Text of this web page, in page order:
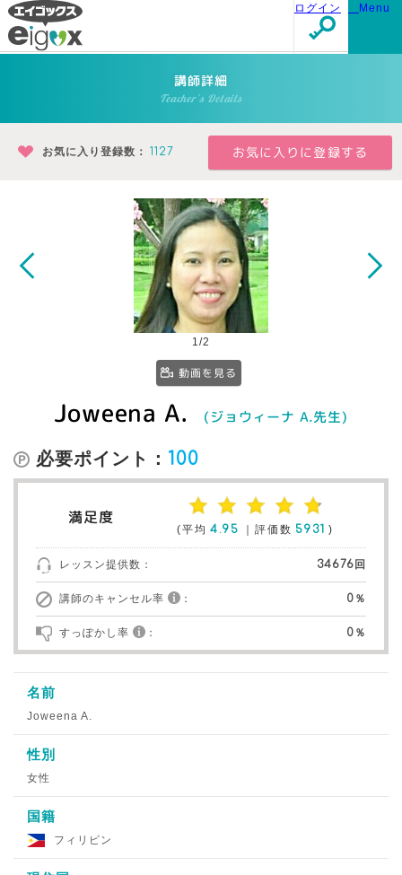
Menu
ログイン
講師詳細
Teacher's Details
1/2
動画を見る
Joweena A. (ジョウィーナ A.先生)
必要ポイント： 100
満足度
(平均 4.95 ｜評価数 5931 )
レッスン提供数： 34676回
講師のキャンセル率 ： 0％
すっぽかし率 ： 0％
お気に入り登録数：1127
名前
Joweena A.
性別
女性
国籍
フィリピン